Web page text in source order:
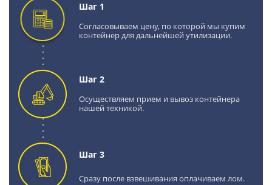
Шаг 1
Согласовываем цену, по которой мы купим
контейнер для дальнейшей утилизации.
Шаг 2
Осуществляем прием и вывоз контейнера
нашей техникой.
Шаг 3
Сразу после взвешивания оплачиваем лом.